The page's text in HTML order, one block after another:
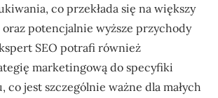
co przekłada się na większy
potencjalnie wyższe przychody
SEO potrafi również
marketingową do specyfiki
co jest szczególnie ważne dla małych